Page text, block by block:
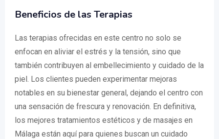
Beneficios de las Terapias
Las terapias ofrecidas en este centro no solo se
enfocan en aliviar el estrés y la tensión, sino que
también contribuyen al embellecimiento y cuidado de la
piel. Los clientes pueden experimentar mejoras
notables en su bienestar general, dejando el centro con
una sensación de frescura y renovación. En definitiva,
los mejores tratamientos estéticos y de masajes en
Málaga están aquí para quienes buscan un cuidado